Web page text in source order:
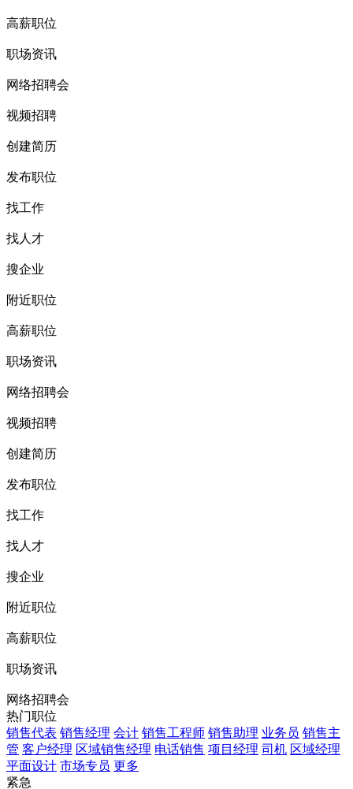
高薪职位
职场资讯
网络招聘会
视频招聘
创建简历
发布职位
找工作
找人才
搜企业
附近职位
高薪职位
职场资讯
网络招聘会
视频招聘
创建简历
发布职位
找工作
找人才
搜企业
附近职位
高薪职位
职场资讯
网络招聘会
热门职位
销售代表 销售经理 会计 销售工程师 销售助理 业务员 销售主
管 客户经理 区域销售经理 电话销售 项目经理 司机 区域经理
平面设计 市场专员 更多
紧急